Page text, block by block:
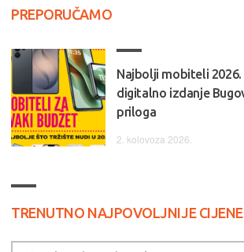
PREPORUČAMO
Najbolji mobiteli
digitalno izdanje
priloga
2. kolovoza 2026.
TRENUTNO NAJPOVOLJNIJE